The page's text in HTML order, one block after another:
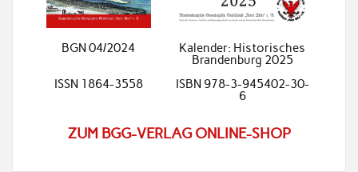
BGN 04/2024
Kalender: Historisches
Brandenburg 2025
ISSN 1864-3558
ISBN 978-3-945402-30-
6
ZUM BGG-VERLAG ONLINE-SHOP